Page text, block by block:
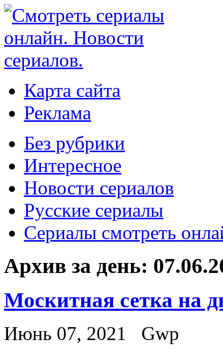
Карта сайта
Реклама
Без рубрики
Интересное
Новости сериалов
Русские сериалы
Сериалы смотреть
Архив за день:
Москитная сетка на
Июнь 07, 2021
Gwp